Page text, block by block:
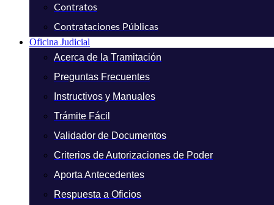
Contratos
Contrataciones Públicas
Oficina Judicial
Acerca de la Tramitación
Preguntas Frecuentes
Instructivos y Manuales
Trámite Fácil
Validador de Documentos
Criterios de Autorizaciones de Poder
Aporta Antecedentes
Respuesta a Oficios